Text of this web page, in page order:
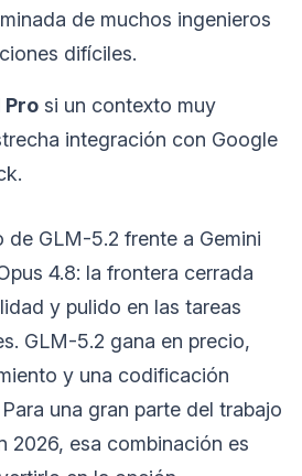
de muchos ingenieros
difíciles.
Pro si un contexto muy
integración con Google
de GLM-5.2 frente a Gemini
4.8: la frontera cerrada
y pulido en las tareas
GLM-5.2 gana en precio,
y una codificación
una gran parte del trabajo
2026, esa combinación es